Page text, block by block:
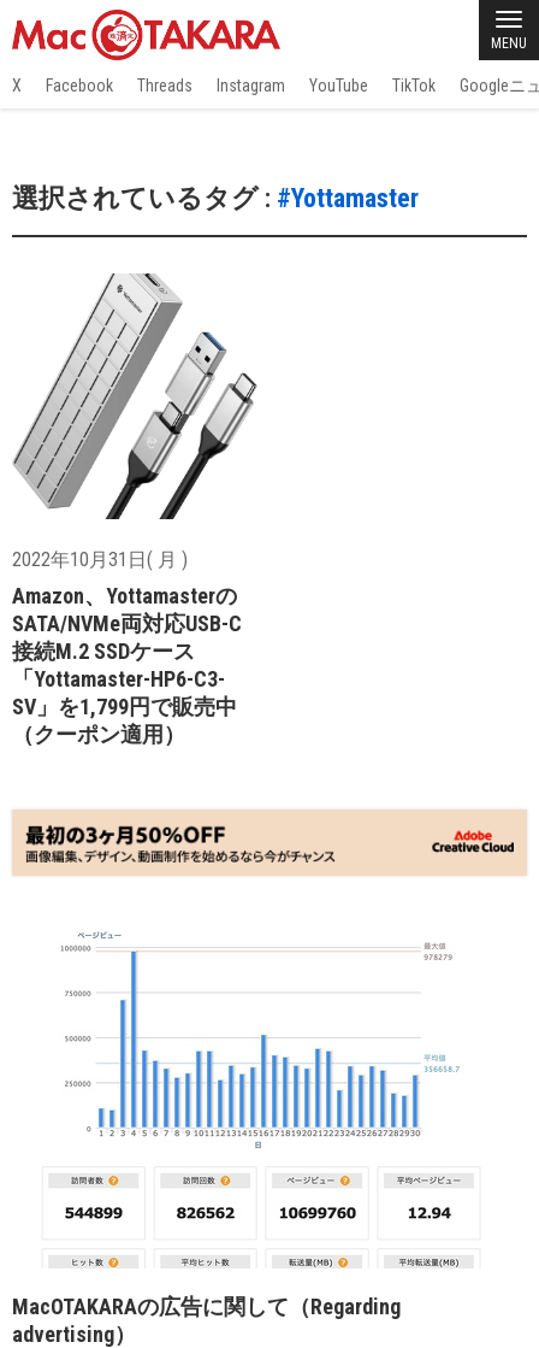
MENU
X Facebook Threads Instagram YouTube TikTok Googleニ
選択されているタグ : #Yottamaster
2022年10月31日( 月 )
Amazon、Yottamasterの
SATA/NVMe両対応USB-C
接続M.2 SSDケース
「Yottamaster-HP6-C3-
SV」を1,799円で販売中
（クーポン適用）
MacOTAKARAの広告に関して（Regarding
advertising）